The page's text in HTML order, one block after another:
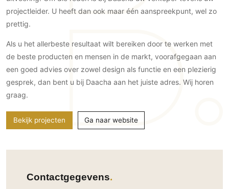
Domotica
Mirror TV
Fitnessapparatuur
Wifi
Overig
Aannemers Interieur
Akoestiek
Binnenzwembaden
projectleider. U heeft dan ook maar één aanspreekpunt, wel zo
prettig.
Als u het allerbeste resultaat wilt bereiken door te werken met
de beste producten en mensen in de markt, voorafgegaan aan
een goed advies over zowel design als functie en een plezierig
gesprek, dan bent u bij Daacha aan het juiste adres. Wij horen
graag.
Bekijk projecten Ga naar website
Contactgegevens